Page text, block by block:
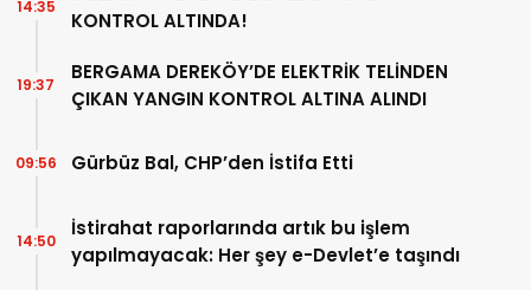
KONTROL ALTINDA!
14:35
BERGAMA DEREKÖY’DE ELEKTRİK TELİNDEN
ÇIKAN YANGIN KONTROL ALTINA ALINDI
19:37
Gürbüz Bal, CHP’den İstifa Etti
09:56
İstirahat raporlarında artık bu işlem
yapılmayacak: Her şey e-Devlet’e taşındı
14:50